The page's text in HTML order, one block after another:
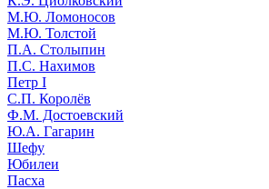
М.Ю. Ломоносов
М.Ю. Толстой
П.А. Столыпин
П.С. Нахимов
Петр I
С.П. Королёв
Ф.М. Достоевский
Ю.А. Гагарин
Шефу
Юбилеи
Пасха